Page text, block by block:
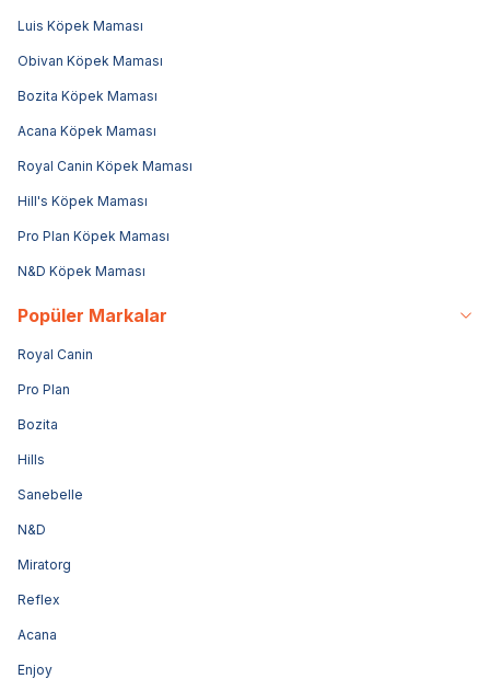
Luis Köpek Maması
Obivan Köpek Maması
Bozita Köpek Maması
Acana Köpek Maması
Royal Canin Köpek Maması
Hill's Köpek Maması
Pro Plan Köpek Maması
N&D Köpek Maması
Popüler Markalar
Royal Canin
Pro Plan
Bozita
Hills
Sanebelle
N&D
Miratorg
Reflex
Acana
Enjoy